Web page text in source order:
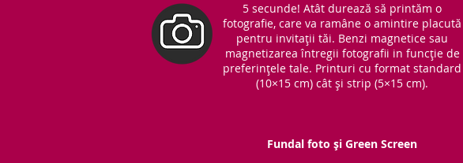
5 secunde! Atât durează să printăm o
fotografie, care va ramâne o amintire placută
pentru invitații tăi. Benzi magnetice sau
magnetizarea întregii fotografii in funcție de
preferințele tale. Printuri cu format standard
(10×15 cm) cât și strip (5×15 cm).
Fundal foto și Green Screen